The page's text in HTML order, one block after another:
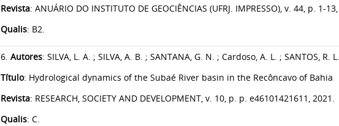
Revista: ANUÁRIO DO INSTITUTO DE GEOCIÊNCIAS (UFRJ. IMPRESSO), v. 44, p. 1-13,
Qualis: B2.
6. Autores: SILVA, L. A. ; SILVA, A. B. ; SANTANA, G. N. ; Cardoso, A. L. ; SANTOS, R. L.
Título: Hydrological dynamics of the Subaé River basin in the Recôncavo of Bahia
Revista: RESEARCH, SOCIETY AND DEVELOPMENT, v. 10, p. p. e46101421611, 2021.
Qualis: C.